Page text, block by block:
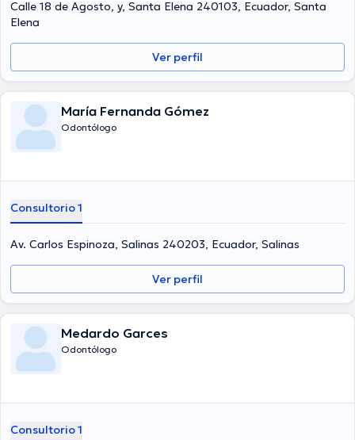
Calle 18 de Agosto, y, Santa Elena 240103, Ecuador, Santa
Elena
Ver perfil
María Fernanda Gómez
Odontólogo
Consultorio 1
Av. Carlos Espinoza, Salinas 240203, Ecuador, Salinas
Ver perfil
Medardo Garces
Odontólogo
Consultorio 1